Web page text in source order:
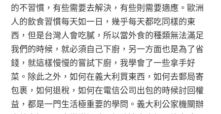
的不習慣，有些需要去解決，有些則需要適應。歐洲
人的飲食習慣每天如一日，幾乎每天都吃同樣的東
西，但是台灣人會吃膩，所以當外食的種類無法滿足
我們的時候，就必須自己下廚，另一方面也是為了省
錢，就這樣慢慢的嘗試下廚，我學會了一些拿手好
菜。除此之外，如何在義大利買東西，如何去郵局寄
包裹，如何退稅，如何在電信公司出包的時候討回權
益，都是一門生活極重要的學問。義大利公家機關辦